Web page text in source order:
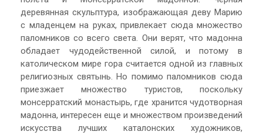
деревянная скульптура, изображающая деву Марию
с младенцем на руках, привлекает сюда множество
паломников со всего света. Они верят, что мадонна
обладает чудодейственной силой, и потому в
католическом мире гора считается одной из главных
религиозных святынь. Но помимо паломников сюда
приезжает множество туристов, поскольку
монсерратский монастырь, где хранится чудотворная
мадонна, интересен еще и множеством произведений
искусства лучших каталонских художников,